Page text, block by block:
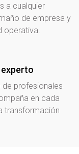
a cualquier
de empresa y
operativa.
de profesionales
en cada
transformación